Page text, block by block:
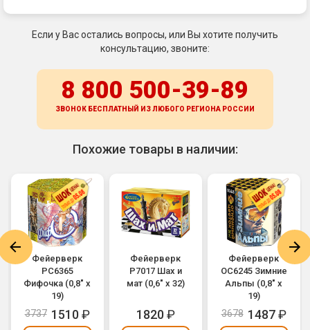
Если у Вас остались вопросы, или Вы хотите получить
консультацию, звоните:
8 800 500-39-89
ЗВОНОК БЕСПЛАТНЫЙ ИЗ ЛЮБОГО РЕГИОНА РОССИИ
Похожие товары в наличии:
Фейерверк
РС6365
Фифочка (0,8" х
19)
3737 1510₽
Фейерверк
Р7017 Шах и
мат (0,6" х 32)
1820₽
Фейерверк
ОС6245 Зимние
Альпы (0,8" х
19)
3678 1487₽